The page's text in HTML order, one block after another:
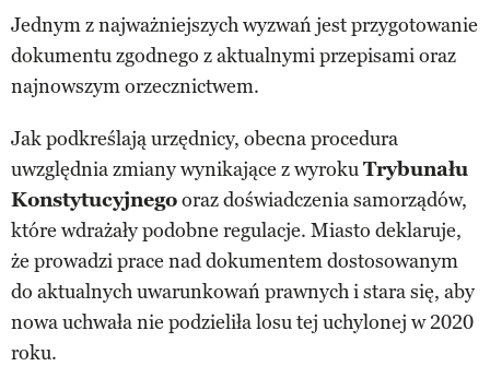
Jednym z najważniejszych wyzwań jest przygotowanie
dokumentu zgodnego z aktualnymi przepisami oraz
najnowszym orzecznictwem.
Jak podkreślają urzędnicy, obecna procedura
uwzględnia zmiany wynikające z wyrokuTrybunału
Konstytucyjnegooraz doświadczenia samorządów,
które wdrażały podobne regulacje. Miasto deklaruje,
że prowadzi prace nad dokumentem dostosowanym
do aktualnych uwarunkowań prawnych i stara się, aby
nowa uchwała nie podzieliła losu tej uchylonej w 2020
roku.